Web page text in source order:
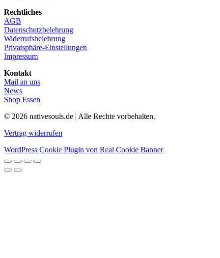
Rechtliches
AGB
Datenschutzbelehrung
Widerrufsbelehrung
Privatsphäre-Einstellungen
Impressum
Kontakt
Mail an uns
News
Shop Essen
© 2026 nativesouls.de | Alle Rechte vorbehalten.
Vertrag widerrufen
WordPress Cookie Plugin von Real Cookie Banner